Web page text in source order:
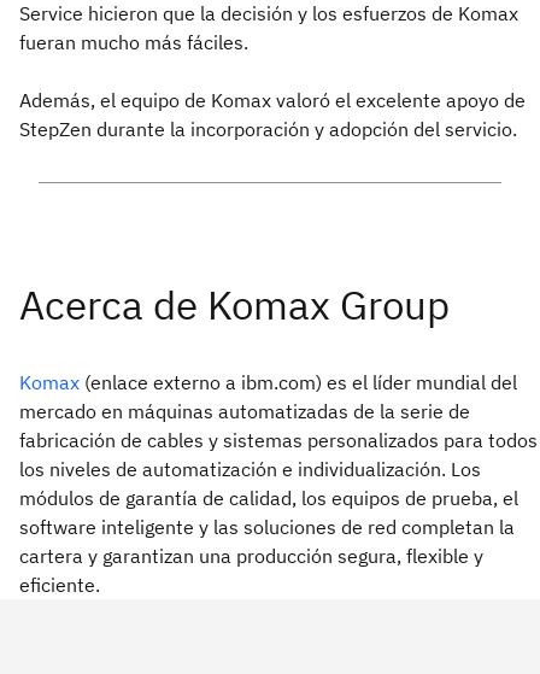
Service hicieron que la decisión y los esfuerzos de Komax
fueran mucho más fáciles.
Además, el equipo de Komax valoró el excelente apoyo de
StepZen durante la incorporación y adopción del servicio.
Komax (enlace externo a ibm.com) es el líder mundial del
mercado en máquinas automatizadas de la serie de
fabricación de cables y sistemas personalizados para todos
los niveles de automatización e individualización. Los
módulos de garantía de calidad, los equipos de prueba, el
software inteligente y las soluciones de red completan la
cartera y garantizan una producción segura, flexible y
eficiente.